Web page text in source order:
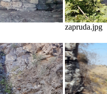
zapruda.jpg